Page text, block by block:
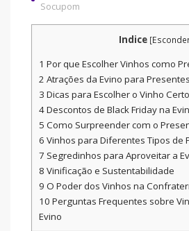
Socupom
Indice [
1 Por que Escolher Vinhos como
2 Atrações da Evino para
3 Dicas para Escolher o Vinho Certo
4Descontos de Black Friday na
5 Como Surpreender com o
6 Vinhos para Diferentes Tipos de
7 Segredinhos para Aproveitar a
8 Vinificação e Sustentabilidade
9 O Poder dos Vinhos na
10 Perguntas Frequentes sobre
Evino